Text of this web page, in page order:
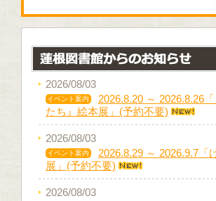
2026/08/03
イベント案内
2026.8.20 ～ 2026.8.26
たち』絵本展」(予約不要)
2026/08/03
イベント案内
2026.8.29 ～ 2026.9.7「
展」(予約不要)
2026/08/03